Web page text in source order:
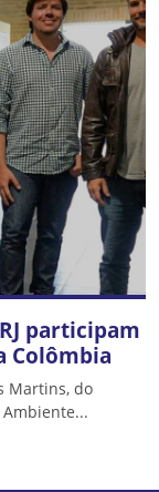
participam
Colômbia
Martins, do